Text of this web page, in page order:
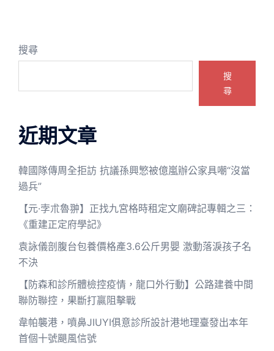
搜尋
搜
尋
近期文章
韓國隊傳周全拒訪 抗議孫興慜被億嵐辦公家具嘲“沒當
過兵”
【元·孛朮魯翀】正找九宮格時租定文廟碑記專輯之三：
《重建正定府學記》
袁詠儀剖腹台包養價格產3.6公斤男嬰 激動落淚孩子名
不決
【防森和診所體檢控疫情，龍口外行動】公路建養中間
聯防聯控，果斷打贏阻擊戰
韋帕襲港，噴鼻JIUYI俱意診所設計港地理臺發出本年
首個十號颶風信號